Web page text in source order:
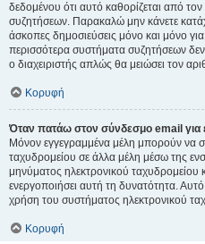
δεδομένου ότι αυτό καθορίζεται από
συζητήσεων. Παρακαλώ μην κάνετε
άσκοπες δημοσιεύσεις μόνο και μόνο
περισσότερα συστήματα συζητήσεων
ο διαχειριστής απλώς θα μειώσει τον
Κορυφή
Όταν πατάω στον σύνδεσμο email για
Μόνον εγγεγραμμένα μέλη μπορούν να
ταχυδρομείου σε άλλα μέλη μέσω της
μηνύματος ηλεκτρονικού ταχυδρομείου
ενεργοποιήσει αυτή τη δυνατότητα.
χρήση του συστήματος ηλεκτρονικού
Κορυφή